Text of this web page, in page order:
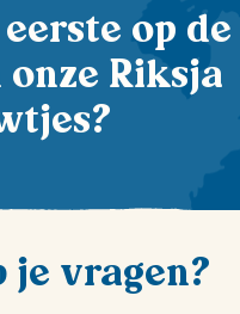
op de
Riksja
je vragen?